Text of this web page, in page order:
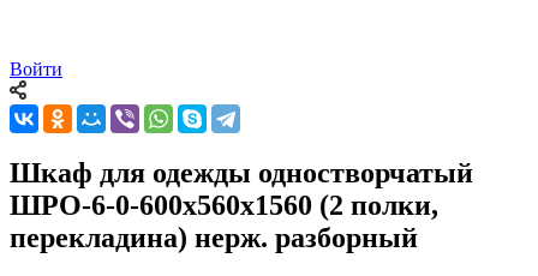
Войти
Шкаф для одежды одностворчатый
ШРО-6-0-600х560х1560 (2 полки,
перекладина) нерж. разборный